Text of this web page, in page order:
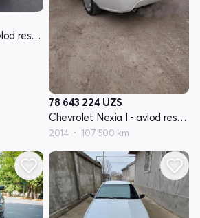
Chevrolet Nexia I - avlod restayling
78 643 224 UZS
Chevrolet Nexia I - avlod restayling
2014 107 500 km